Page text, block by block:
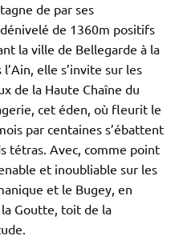
de par ses
de 1360m positifs
la ville de Bellegarde à la
elle s’invite sur les
de la Haute Chaîne du
cet éden, où fleurit le
par centaines s’ébattent
tétras. Avec, comme point
et inoubliable sur les
et le Bugey, en
Goutte, toit de la